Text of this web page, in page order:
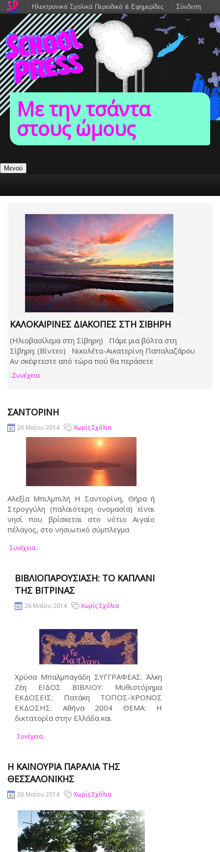
Με την τσάντα
στους ώμους
Μενού
ΚΑΛΟΚΑΙΡΙΝΕΣ ΔΙΑΚΟΠΕΣ ΣΤΗ ΣΙΒΗΡΗ
(Ηλιοβασίλεμα στη Σίβηρη) Πάμε μια βόλτα στη
Σίβηρη; (Βίντεο) Νικολέτα-Αικατερίνη Παπαλαζάρου
Αν σκέφτεστε από τώρα πού θα περάσετε
..συνέχεια
ΣΑΝΤΟΡΊΝΗ
26 Μαΐου 2014 Χωρίς Σχόλια
Αλεξία Μπιλμπιλή Η Σαντορίνη, Θήρα ή
Στρογγύλη (παλαιότερη ονομασία) είναι
νησί που βρίσκεται στο νότιο Αιγαίο
πέλαγος, στο νησιωτικό σύμπλεγμα
Συνέχεια..
ΒΙΒΛΙΟΠΑΡΟΥΣΊΑΣΗ: ΤΟ ΚΑΠΛΑΝΙ
ΤΗΣ ΒΙΤΡΙΝΑΣ
26 Μαΐου 2014 Χωρίς Σχόλια
Χρύσα Μπαλμπαγάδη ΣΥΓΓΡΑΦΕΑΣ: Άλκη
Ζέη ΕΙΔΟΣ ΒΙΒΛΙΟΥ: Μυθιστόρημα
ΕΚΔΟΣΕΙΣ: Πατάκη ΤΟΠΟΣ-ΧΡΟΝΟΣ
ΕΚΔΟΣΗΣ: Αθήνα 2004 ΘΕΜΑ: Η
δικτατορία στην Ελλάδα και
Συνέχεια..
Η ΚΑΙΝΟΥΡΙΑ ΠΑΡΑΛΙΑ ΤΗΣ
ΘΕΣΣΑΛΟΝΙΚΗΣ
26 Μαΐου 2014 Χωρίς Σχόλια
Ηλεκτρονικά Σχολικά Περιοδικά & Εφημερίδες Σύνδεση